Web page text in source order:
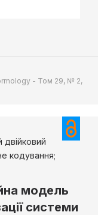
- Том 29, № 2,
двійковий
кодування;
модель
системи